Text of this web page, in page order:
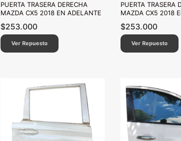
PUERTA TRASERA DERECHA
MAZDA CX5 2018 EN ADELANTE
$253.000
Ver Repuesto
PUERTA TRASERA
MAZDA CX5 2018
$253.000
Ver Repuesto